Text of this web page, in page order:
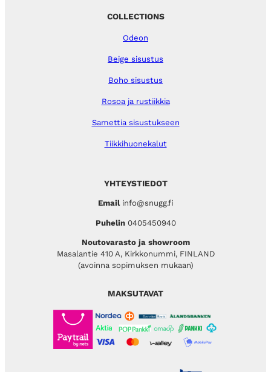
YHTEYSTIEDOT
Emailinfo@snugg.fi
Puhelin 0405450940
Noutovarasto ja showroom
Masalantie 410 A, Kirkkonummi, FINLAND
(avoinna sopimuksen mukaan)
COLLECTIONS
Odeon
Beige sisustus
Boho sisustus
Rosoa ja rustiikkia
Samettia sisustukseen
Tiikkihuonekalut
MAKSUTAVAT